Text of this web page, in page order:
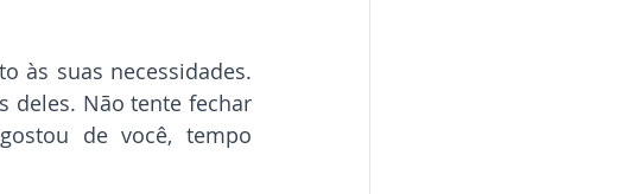
às suas necessidades.
deles. Não tente fechar
de você, tempo